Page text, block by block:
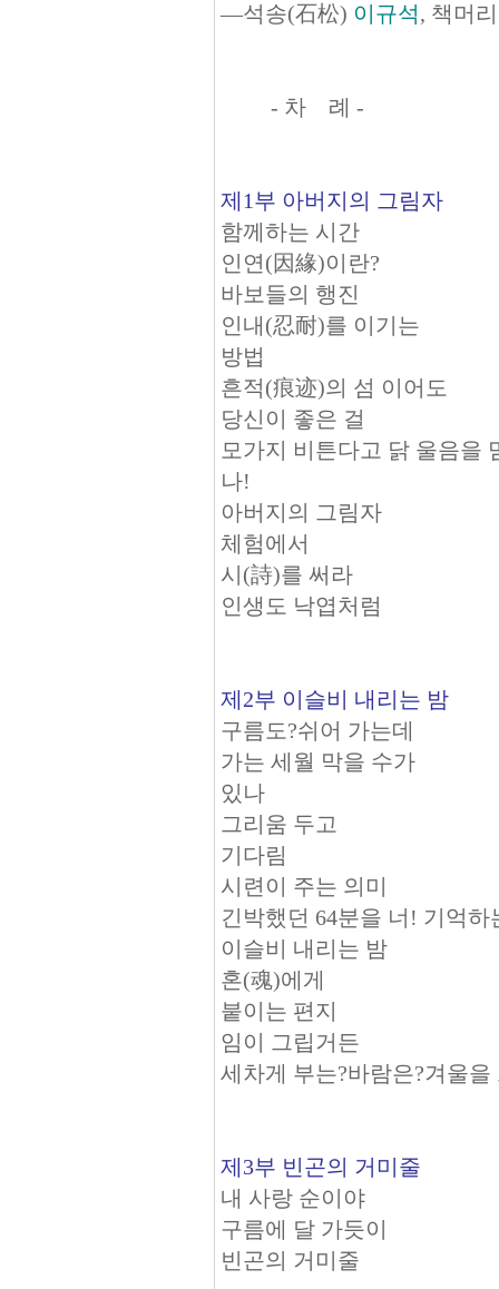
―석송(石松) 이규석, 책머
- 차 례 -
제1부 아버지의 그림자
함께하는 시간
인연(因緣)이란?
바보들의 행진
인내(忍耐)를 이기는
방법
흔적(痕迹)의 섬 이어도
당신이 좋은 걸
모가지 비튼다고 닭 울음을
나!
아버지의 그림자
체험에서
시(詩)를 써라
인생도 낙엽처럼
제2부 이슬비 내리는 밤
구름도?쉬어 가는데
가는 세월 막을 수가
있나
그리움 두고
기다림
시련이 주는 의미
긴박했던 64분을 너! 기억하
이슬비 내리는 밤
혼(魂)에게
붙이는 편지
임이 그립거든
세차게 부는?바람은?겨울
제3부 빈곤의 거미줄
내 사랑 순이야
구름에 달 가듯이
빈곤의 거미줄